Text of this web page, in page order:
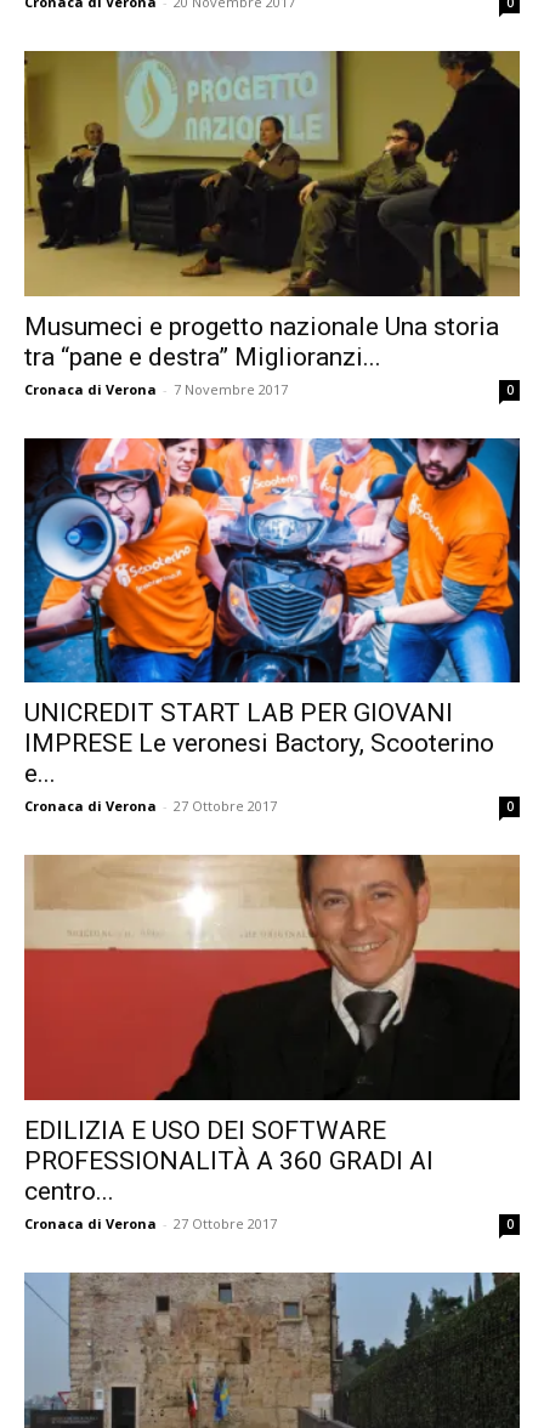
Musumeci e progetto nazionale Una storia
tra “pane e destra” Miglioranzi...
Cronaca di Verona - 7 Novembre 2017 0
UNICREDIT START LAB PER GIOVANI
IMPRESE Le veronesi Bactory, Scooterino
e...
Cronaca di Verona - 27 Ottobre 2017 0
EDILIZIA E USO DEI SOFTWARE
PROFESSIONALITÀ A 360 GRADI Al
centro...
Cronaca di Verona - 27 Ottobre 2017 0